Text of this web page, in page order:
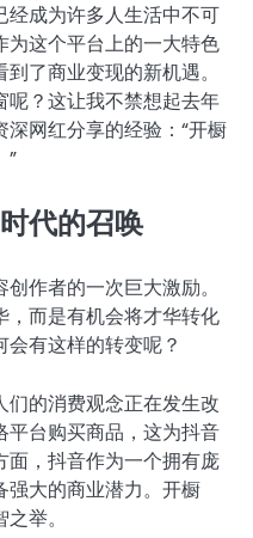
经成为许多人生活中不可
为这个平台上的一大特色
了商业变现的新机遇。
呢？这让我不禁想起去年
网红分享的经验：“开橱
”
代的召唤
作者的一次巨大激励。
，而是有机会将才华转化
有这样的转变呢？
的消费观念正在发生改
平台购买商品，这为抖音
面，抖音作为一个拥有庞
强大的商业潜力。开橱
举。